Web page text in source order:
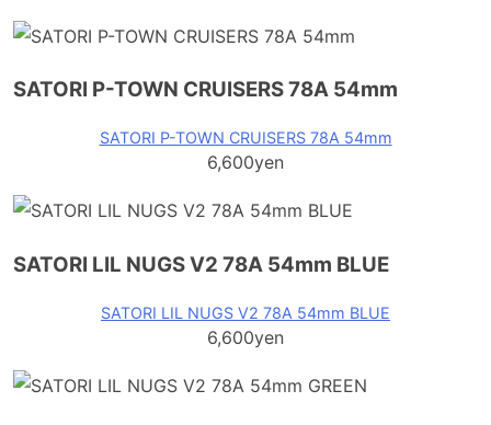
SATORI P-TOWN CRUISERS 78A 54mm
SATORI P-TOWN CRUISERS 78A 54mm
6,600yen
SATORI LIL NUGS V2 78A 54mm BLUE
SATORI LIL NUGS V2 78A 54mm BLUE
6,600yen